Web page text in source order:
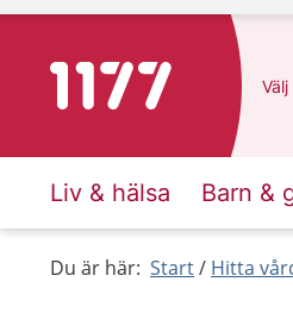
Till startsidan för 1177 Välj
Liv & hälsa Barn &
Du är här: Start Hitta